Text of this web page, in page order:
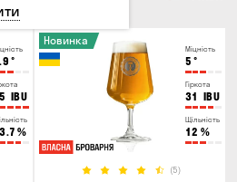
°
IBU
%
Міцність
5 °
Гіркота
31 IBU
Щільність
12 %
(5)
Новинка